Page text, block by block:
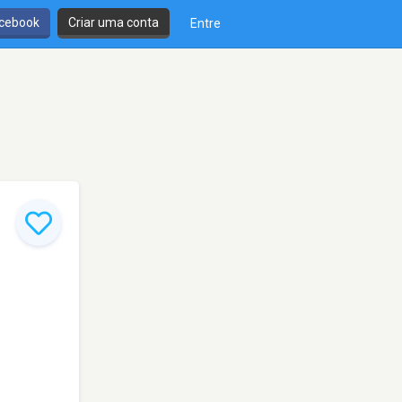
Criar uma conta Entre